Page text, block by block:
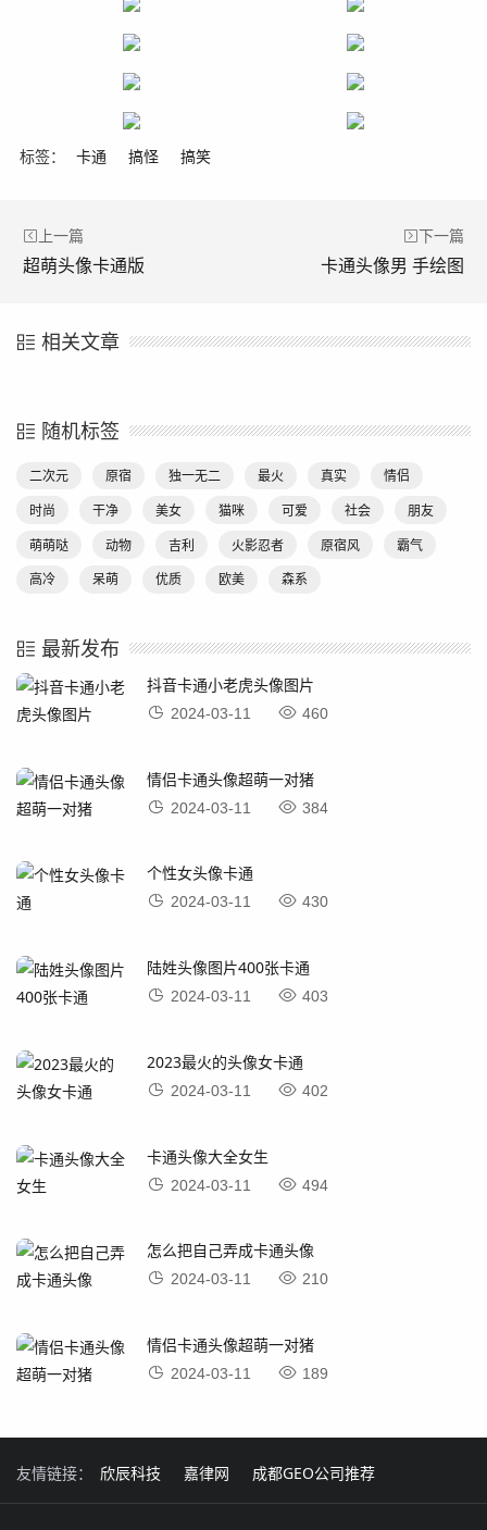
标签： 卡通 搞怪 搞笑
上一篇
超萌头像卡通版
下一篇
卡通头像男 手绘图
相关文章
随机标签
二次元 原宿 独一无二 最火 真实
情侣
时尚
干净 美女 猫咪 可爱 社会
朋友
萌萌哒
动物 吉利 火影忍者 原宿风
霸气
高冷
呆萌 优质 欧美 森系
最新发布
抖音卡通小老虎头像图片
2024-03-11 460
情侣卡通头像超萌一对猪
2024-03-11 384
个性女头像卡通
2024-03-11 430
陆姓头像图片400张卡通
2024-03-11 403
2023最火的头像女卡通
2024-03-11 402
卡通头像大全女生
2024-03-11 494
怎么把自己弄成卡通头像
2024-03-11 210
情侣卡通头像超萌一对猪
2024-03-11 189
友情链接： 欣辰科技 嘉律网 成都GEO公司推荐